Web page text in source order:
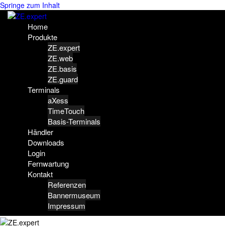
Springe zum Inhalt
Home
Produkte
ZE.expert
ZE.web
ZE.basis
ZE.guard
Terminals
aXess
TimeTouch
Basis-Terminals
Händler
Downloads
Login
Fernwartung
Kontakt
Referenzen
Bannermuseum
Impressum